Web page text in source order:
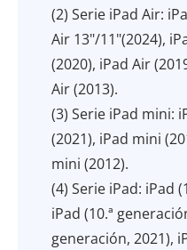
(2) Serie iPad Air:
Air 13"/11"(2024),
(2020), iPad Air
Air (2013).
(3) Serie iPad mini:
(2021), iPad mini
mini (2012).
(4) Serie iPad: iPad
iPad (10.ª
generación, 2021),